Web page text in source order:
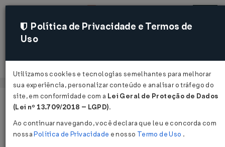
Acessar
Página Inicial Legislações
Protocolo ICMS Nº 20 DE
Política de Privacidade e Termos de
Uso
Utilizamos cookies e tecnologias semelhantes para melhorar
sua experiência, personalizar conteúdo e analisar o tráfego do
site, em conformidade com a Lei Geral de Proteção de Dados
(Lei nº 13.709/2018 – LGPD).
Ao continuar navegando, você declara que leu e concorda com
nossaPolítica de Privacidade e nosso Termo de Uso .